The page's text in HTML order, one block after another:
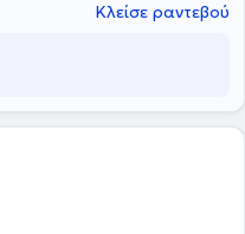
Κλείσε ραντεβού